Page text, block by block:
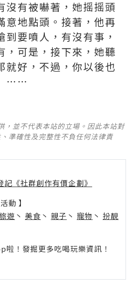
沒有被嚇著，她摇摇頭
意地點頭。接著，他再
到要噴人，有沒有事，
，可是，接下來，她聽
就好，不過，你以後也
⋯⋯
，並不代表本站的立場。因此本站對
準確性及完整性不負任何法律責
記《社群創作有價企劃》
動 】
遊 丶 美食 丶 親子 丶 寵物 丶 扮靚
！發掘更多吃喝玩樂資訊！